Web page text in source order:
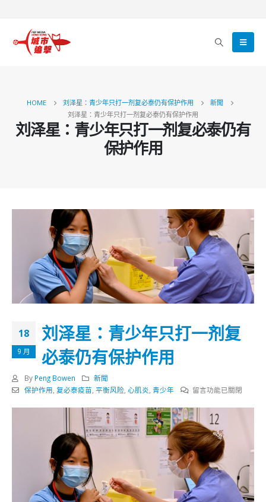
HOME 刘泽星：青少年只打一剂复必泰仍有保护作用
新聞
刘泽星：青少年只打一剂复必泰仍有保护作用
刘泽星：青少年只打一剂复必泰仍有
保护作用
18
9 月
刘泽星：青少年只打一剂复
必泰仍有保护作用
By Peng Bowen
新聞
保护作用, 复必泰疫苗, 平衡风险, 心肌炎, 青少年
在
泽
星：
青
少
年
只
打
一
留言功能已關閉